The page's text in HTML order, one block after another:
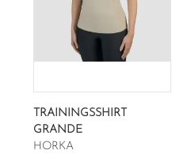
TRAININGSSHIRT
GRANDE
HORKA